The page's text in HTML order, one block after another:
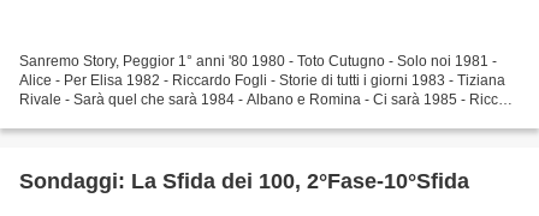
Sanremo Story, Peggior 1° anni '80 1980 - Toto Cutugno - Solo noi 1981 -
Alice - Per Elisa 1982 - Riccardo Fogli - Storie di tutti i giorni 1983 - Tiziana
Rivale - Sarà quel che sarà 1984 - Albano e Romina - Ci sarà 1985 - Ricchi
Sondaggi: La Sfida dei 100, 2°Fase-10°Sfida